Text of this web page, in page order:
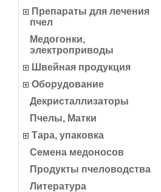
Препараты для лечения
пчел
Медогонки,
электроприводы
Швейная продукция
Оборудование
Декристаллизаторы
Пчелы, Матки
Тара, упаковка
Семена медоносов
Продукты пчеловодства
Литература